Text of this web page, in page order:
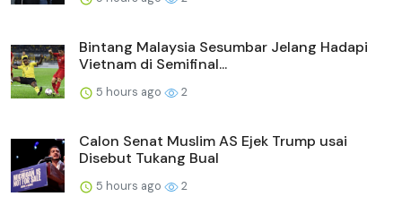
Bintang Malaysia Sesumbar Jelang Hadapi
Vietnam di Semifinal...
5 hours ago 2
Calon Senat Muslim AS Ejek Trump usai
Disebut Tukang Bual
5 hours ago 2